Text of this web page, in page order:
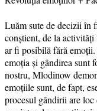
Luăm sute de decizii în
conștient, de la
ar fi posibilă fără
emoția și gândirea sunt
nostru, Mlodinow
emoțiile sunt, de fapt,
procesul gândirii are